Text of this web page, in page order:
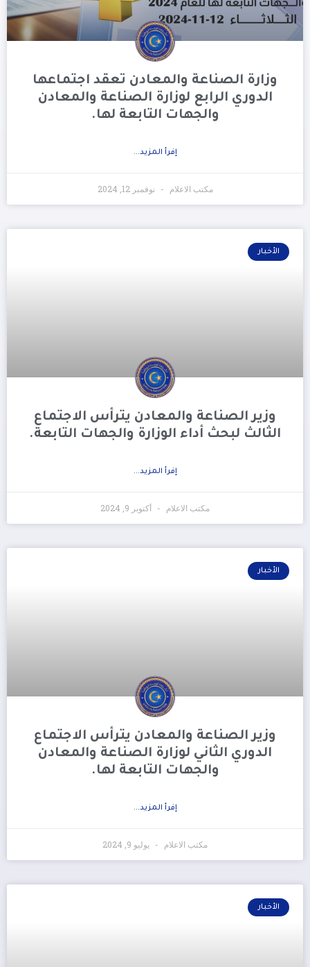
وزارة الصناعة والمعادن تعقد اجتماعها
الدوري الرابع لوزارة الصناعة والمعادن
والجهات التابعة لها.
إفرأ المزيد...
مكتب الاعلام نوفمبر 12, 2024
الأخبار
وزير الصناعة والمعادن يترأس الاجتماع
الثالث لبحث أداء الوزارة والجهات التابعة.
إفرأ المزيد...
مكتب الاعلام أكتوبر 9, 2024
الأخبار
وزير الصناعة والمعادن يترأس الاجتماع
الدوري الثاني لوزارة الصناعة والمعادن
والجهات التابعة لها.
إفرأ المزيد...
مكتب الاعلام يوليو 9, 2024
الأخبار